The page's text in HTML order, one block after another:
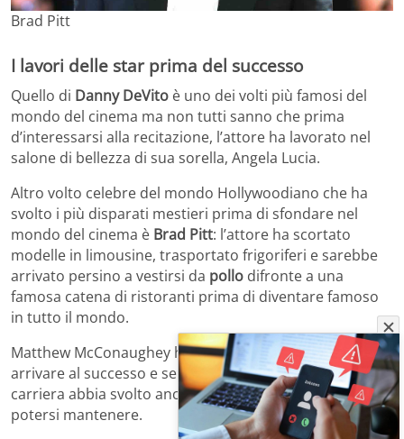
Brad Pitt
I lavori delle star prima del successo
Quello di Danny DeVito è uno dei volti più famosi del
mondo del cinema ma non tutti sanno che prima
d’interessarsi alla recitazione, l’attore ha lavorato nel
salone di bellezza di sua sorella, Angela Lucia.
Altro volto celebre del mondo Hollywoodiano che ha
svolto i più disparati mestieri prima di sfondare nel
mondo del cinema è Brad Pitt: l’attore ha scortato
modelle in limousine, trasportato frigoriferi e sarebbe
arrivato persino a vestirsi da pollo difronte a una
famosa catena di ristoranti prima di diventare famoso
in tutto il mondo.
Matthew McConaughey ha fatto tanta gavetta prima di
arrivare al successo e sembra che agli esordi della sua
carriera abbia svolto anche il lavoro dilavapiattiper
potersi mantenere.